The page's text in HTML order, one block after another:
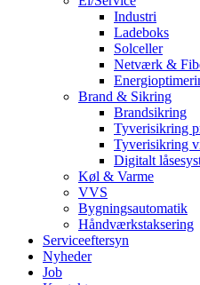
Industri
Ladeboks
Solceller
Netværk &
Brand & Sikring
Brandsikring
Tyverisikring
Tyverisikring
Digitalt
Køl & Varme
VVS
Bygningsautomatik
Håndværkstaksering
Serviceeftersyn
Nyheder
Job